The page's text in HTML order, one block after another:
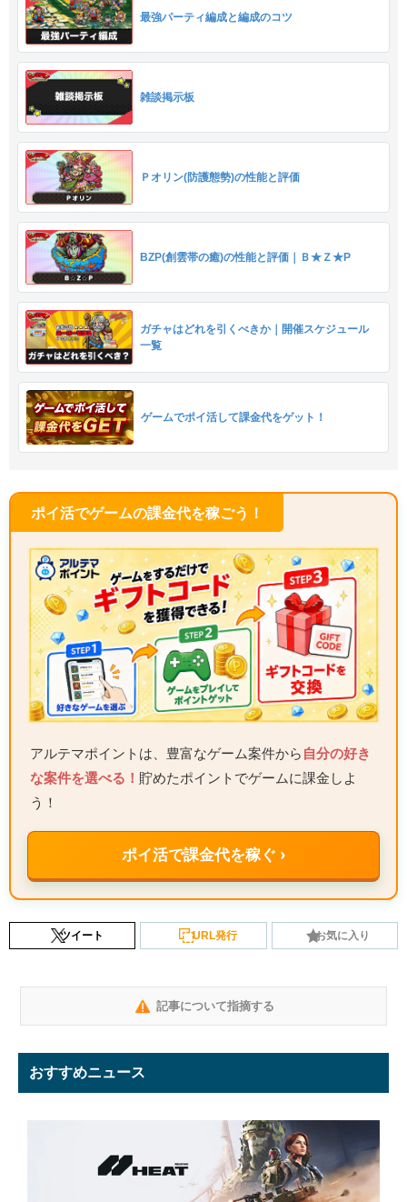
最強パーティ編成と編成のコツ
雑談掲示板
Ｐオリン(防護態勢)の性能と評価
BZP(創雲帯の癒)の性能と評価｜Ｂ★Ｚ★P
ガチャはどれを引くべきか｜開催スケジュール
一覧
ゲームでポイ活して課金代をゲット！
ポイ活でゲームの課金代を稼ごう！
アルテマポイントは、豊富なゲーム案件から 自分の好き
な案件を選べる！ 貯めたポイントでゲームに課金しよ
う！
ポイ活で課金代を稼ぐ ›
ツイート URL発行 お気に入り
記事について指摘する
おすすめニュース